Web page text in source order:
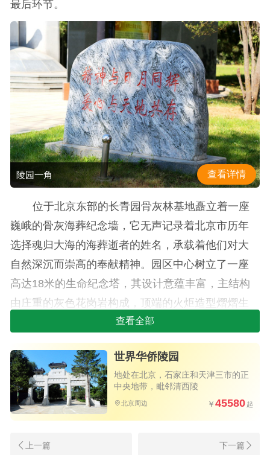
最后环节。
陵园一角 查看详情
位于北京东部的长青园骨灰林基地矗立着一座
巍峨的骨灰海葬纪念墙，它无声记录着北京市历年
选择魂归大海的海葬逝者的姓名，承载着他们对大
自然深沉而崇高的奉献精神。园区中心树立了一座
高达18米的生命纪念塔，其设计意蕴丰富，主结构
由庄重的灰色花岗岩构成，顶端的火炬造型熠熠生
辉，象征着生命的生生不息；中部环绕着纯洁无暇
的汉白玉花环，寓言着灵魂的冰清与高洁；底部则
以海浪形态雕琢，形象地表达了骨灰融于海洋，回
归大地母亲怀抱的情景；纪念碑的基础部分采集自
全国各地的石材拼砌而成，寓意着逝者虽已离去，
但其精神犹似祖国的千山万水般永恒流传。
与此同时，骨灰自然葬作为一种更加亲近自然
查看全部
世界华侨陵园
地处在北京，石家庄和天津三市的正
中央地带，毗邻清西陵
北京周边 45580